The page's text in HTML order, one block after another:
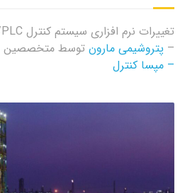
– پتروشیمی مارون توسط متخصصین
– مپسا کنترل